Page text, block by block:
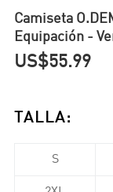
Camiseta
Equipación -
US$55.99
TALLA:
S